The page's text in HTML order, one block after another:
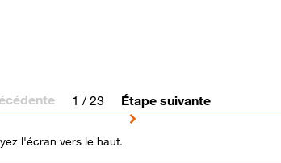
1 / 23 Étape suivante
l'écran vers le haut.